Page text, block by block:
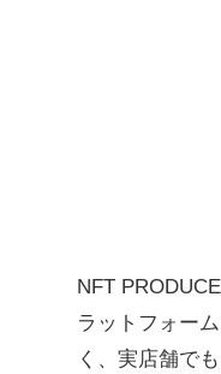
NFT
ラットフォー
く、実店舗で